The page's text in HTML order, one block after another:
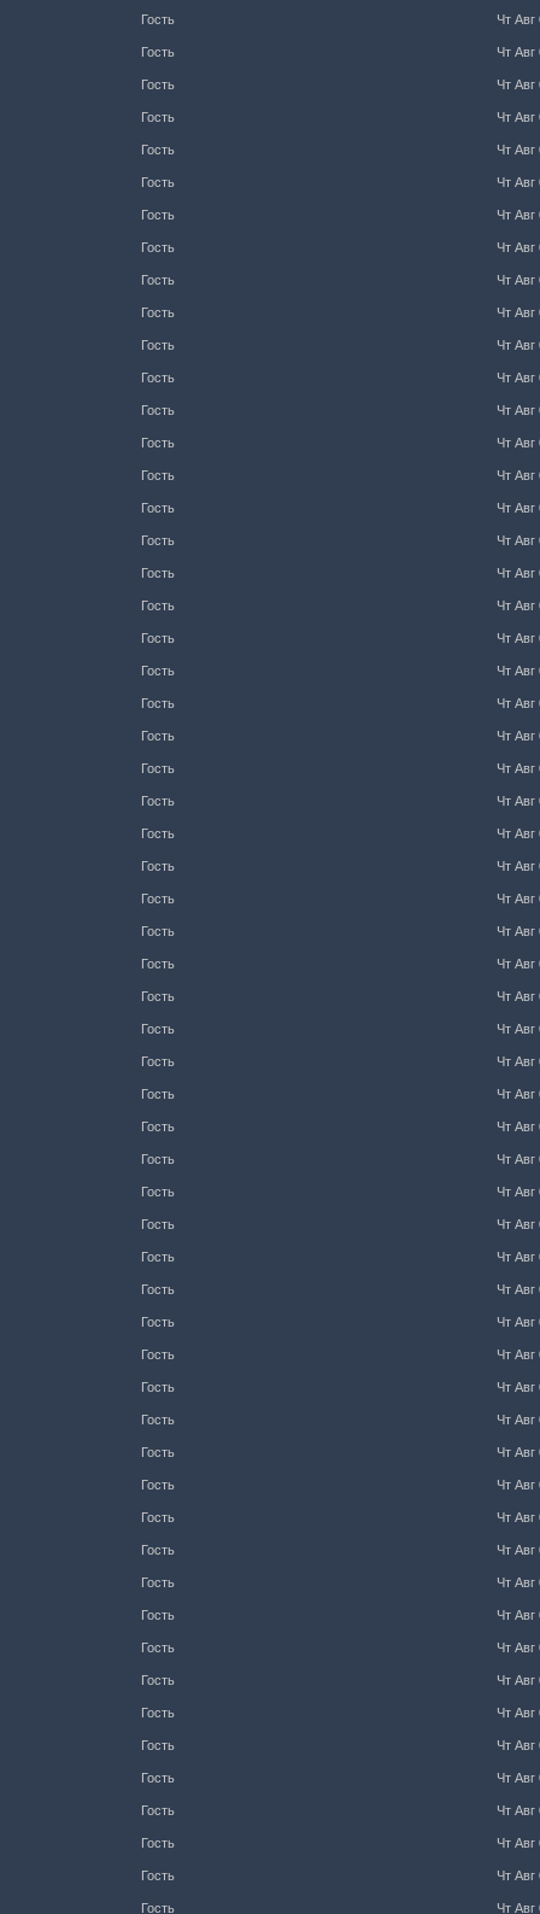
Гость Чт Авг
Гость Чт Авг
Гость Чт Авг
Гость Чт Авг
Гость Чт Авг
Гость Чт Авг
Гость Чт Авг
Гость Чт Авг
Гость Чт Авг
Гость Чт Авг
Гость Чт Авг
Гость Чт Авг
Гость Чт Авг
Гость Чт Авг
Гость Чт Авг
Гость Чт Авг
Гость Чт Авг
Гость Чт Авг
Гость Чт Авг
Гость Чт Авг
Гость Чт Авг
Гость Чт Авг
Гость Чт Авг
Гость Чт Авг
Гость Чт Авг
Гость Чт Авг
Гость Чт Авг
Гость Чт Авг
Гость Чт Авг
Гость Чт Авг
Гость Чт Авг
Гость Чт Авг
Гость Чт Авг
Гость Чт Авг
Гость Чт Авг
Гость Чт Авг
Гость Чт Авг
Гость Чт Авг
Гость Чт Авг
Гость Чт Авг
Гость Чт Авг
Гость Чт Авг
Гость Чт Авг
Гость Чт Авг
Гость Чт Авг
Гость Чт Авг
Гость Чт Авг
Гость Чт Авг
Гость Чт Авг
Гость Чт Авг
Гость Чт Авг
Гость Чт Авг
Гость Чт Авг
Гость Чт Авг
Гость Чт Авг
Гость Чт Авг
Гость Чт Авг
Гость Чт Авг
Гость Чт Авг